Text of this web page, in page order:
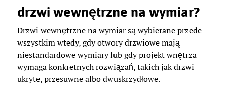
drzwi wewnętrzne na wymiar?
Drzwi wewnętrzne na wymiar są wybierane przede
wszystkim wtedy, gdy otwory drzwiowe mają
niestandardowe wymiary lub gdy projekt wnętrza
wymaga konkretnych rozwiązań, takich jak drzwi
ukryte, przesuwne albo dwuskrzydłowe.